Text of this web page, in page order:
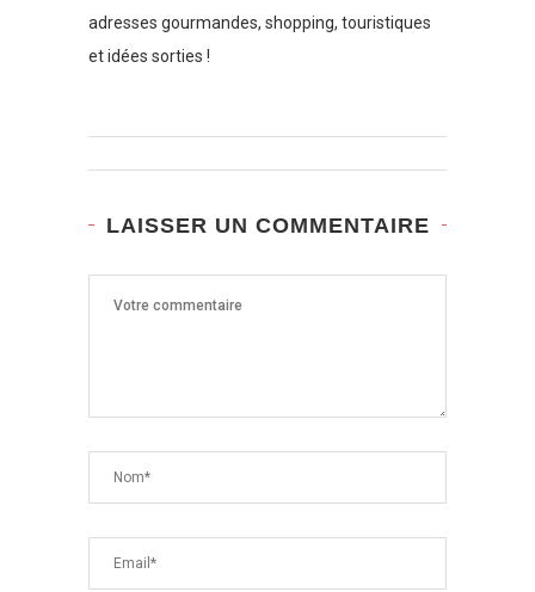
adresses gourmandes, shopping, touristiques
et idées sorties !
LAISSER UN COMMENTAIRE